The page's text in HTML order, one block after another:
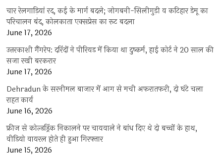
चार रेलगाड़ियां रद, कई के मार्ग बदले; जोगबनी-सिलीगुड़ी व कटिहार डेमू का
परिचालन बंद, कोलकाता एक्सप्रेस का रूट बदला
June 17, 2026
उत्तरकाशी गैंगरेप: दरिंदों ने पीरियड में किया था दुष्कर्म, हाई कोर्ट ने 20 साल की
सजा रखी बरकरार
June 17, 2026
Dehradun के सरनीमल बाजार में आग से मची अफरातफरी, दो घंटे चला
राहत कार्य
June 16, 2026
फ्रीज से कोल्डड्रिंक निकालने पर चायवाले ने बांध दिए थे दो बच्चों के हाथ,
वीडियो वायरल होते ही हुआ गिरफ्तार
June 15, 2026